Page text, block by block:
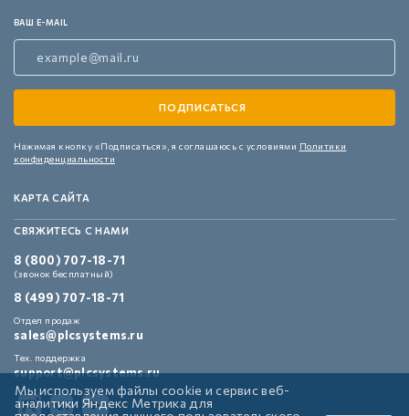
ВАШ E-MAIL
Нажимая кнопку «Подписаться», я соглашаюсь с условиями Политики
конфиденциальности
КАРТА САЙТА
СВЯЖИТЕСЬ С НАМИ
8 (800) 707-18-71
(звонок бесплатный)
8 (499) 707-18-71
Отдел продаж
sales@plcsystems.ru
Тех. поддержка
support@plcsystems.ru
Мы используем файлы cookie и сервис веб-
аналитики Яндекс Метрика для